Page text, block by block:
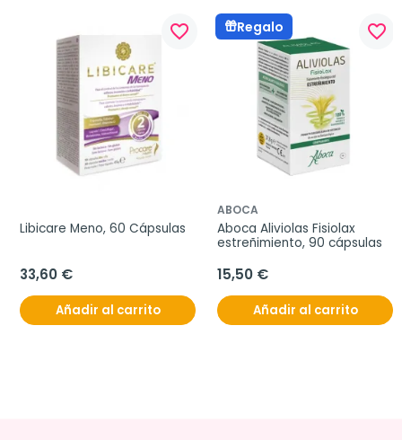
favorite_border
Libicare Meno, 60 Cápsulas
33,60 €
Añadir al carrito
Regalo favorite_border
ABOCA
Aboca Aliviolas Fisiolax
estreñimiento, 90 cápsulas
15,50 €
Añadir al carrito